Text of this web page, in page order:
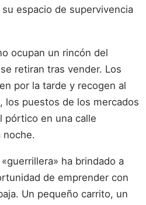
espacio de supervivencia
ocupan un rincón del
retiran tras vender. Los
por la tarde y recogen al
los puestos de los mercados
pórtico en una calle
noche.
ha brindado a
de emprender con
Un pequeño carrito, un